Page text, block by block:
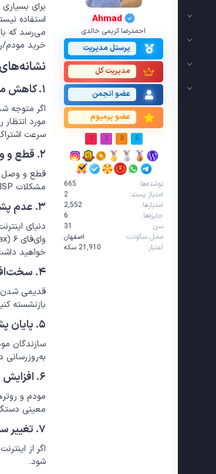
Ahmad
احمدرضا کریمی خالدی
پرسنل مدیریت
مدیریت کل
عضو انجمن
عضو پرمیوم
5
3
2
3
نوشته‌ها
665
امتیاز پسند
2
امتیازها
2,552
جایزه‌ها
6
سن
31
محل سکونت
اصفهان
اعتبار
21,910‌ سکه
برای
استفاده
می‌رسد که
خرید مودم/
۱. کاهش محسوس سرعت اینترنت
اگر متوجه
مورد
سرعت
۲. قطع و وصل ناگهانی اتصال
قطع و وصل
مشکلات ISP و سیم‌کشی داخلی را بررسی کردید و همچنان مشکل باقی بود، احتمالاً زمان تعویض دستگاه فرا رسیده است.
۳. عدم پشتیبانی از فناوری‌ها و پروتکل‌های جدید
خواهید
۴. سخت‌افزار آسیب‌دیده یا قدیمی
قدیمی شدن
بازنشسته
۵. پایان پشتیبانی نرم‌افزاری و امنیتی
۶. افزایش تعداد دستگاه‌های متصل
مودم و
معینی
۷. تغییر سرویس اینترنت
شود.